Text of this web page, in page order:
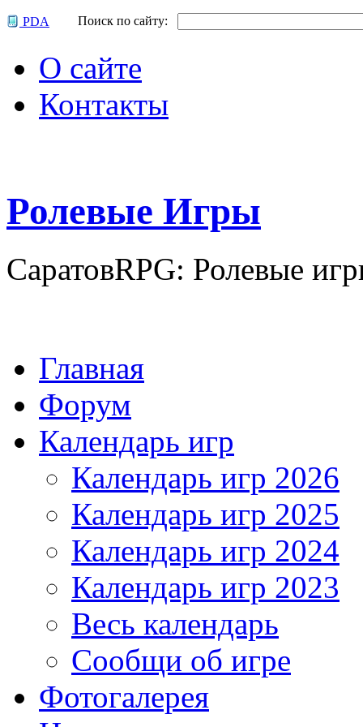
PDA Поиск по сайту:
О сайте
Контакты
Ролевые Игры
СаратовRPG: Ролевые
Главная
Форум
Календарь игр
Календарь игр 2026
Календарь игр 2025
Календарь игр 2024
Календарь игр 2023
Весь календарь
Сообщи об игре
Фотогалерея